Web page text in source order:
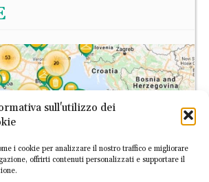
sull'utilizzo dei
i cookie per analizzare il nostro traffico e migliorare
offrirti contenuti personalizzati e supportare il